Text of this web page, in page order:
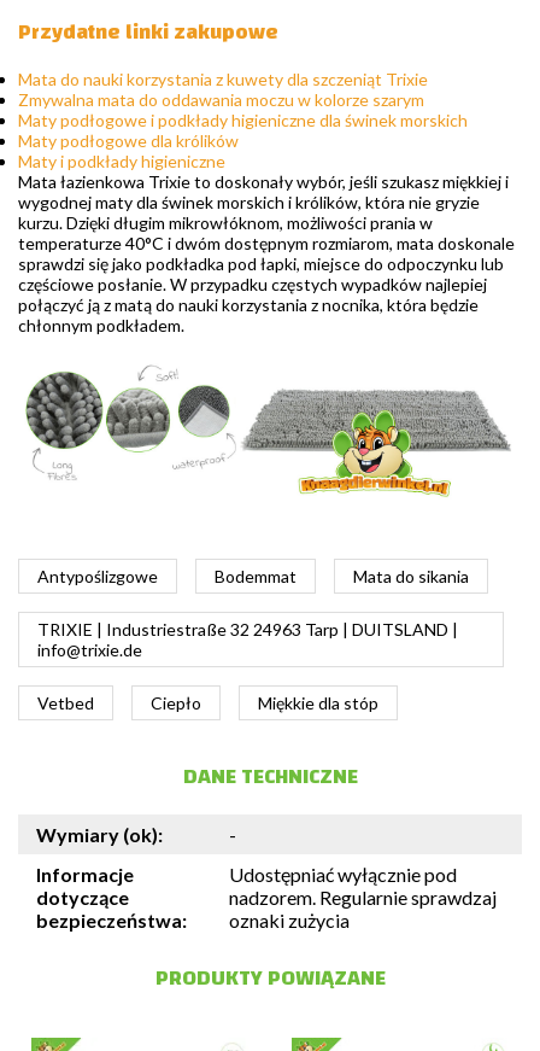
Przydatne linki zakupowe
Mata do nauki korzystania z kuwety dla szczeniąt Trixie
Zmywalna mata do oddawania moczu w kolorze szarym
Maty podłogowe i podkłady higieniczne dla świnek morskich
Maty podłogowe dla królików
Maty i podkłady higieniczne
Mata łazienkowa Trixie to doskonały wybór, jeśli szukasz miękkiej i
wygodnej maty dla świnek morskich i królików, która nie gryzie
kurzu. Dzięki długim mikrowłóknom, możliwości prania w
temperaturze 40°C i dwóm dostępnym rozmiarom, mata doskonale
sprawdzi się jako podkładka pod łapki, miejsce do odpoczynku lub
częściowe posłanie. W przypadku częstych wypadków najlepiej
połączyć ją z matą do nauki korzystania z nocnika, która będzie
chłonnym podkładem.
Antypoślizgowe Bodemmat Mata do sikania
TRIXIE | Industriestraße 32 24963 Tarp | DUITSLAND |
info@trixie.de
Vetbed Ciepło Miękkie dla stóp
DANE TECHNICZNE
Wymiary (ok):
-
Informacje
dotyczące
bezpieczeństwa:
Udostępniać wyłącznie pod
nadzorem. Regularnie sprawdzaj
oznaki zużycia
PRODUKTY POWIĄZANE